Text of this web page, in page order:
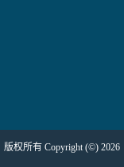
版权所有 Copyright (©) 2026